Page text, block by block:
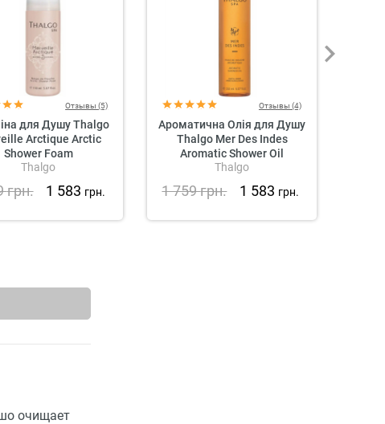
Отзывы (5)
для Душу Thalgo
Arctique Arctic
Shower Foam
Thalgo
грн. 1 583 грн.
Отзывы (4)
Ароматична Олія для Душу
Thalgo Mer Des Indes
Aromatic Shower Oil
Thalgo
1 759грн. 1 583 грн.
очищает